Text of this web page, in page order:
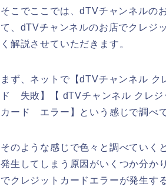
そこでここでは、dTVチャンネルの
て、dTVチャンネルのお店でクレジ
く解説させていただきます。
まず、ネットで【dTVチャンネル
ド 失敗】【 dTVチャンネル クレ
カード エラー】という感じで調べ
そのような感じで色々と調べていく
発生してしまう原因がいくつか分か
でクレジットカードエラーが発生す